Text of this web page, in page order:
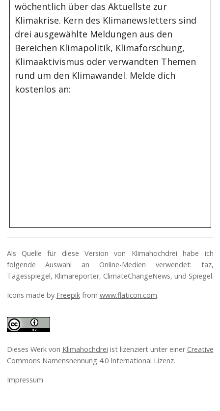
wöchentlich über das Aktuellste zur
Klimakrise. Kern des Klimanewsletters sind
drei ausgewählte Meldungen aus den
Bereichen Klimapolitik, Klimaforschung,
Klimaaktivismus oder verwandten Themen
rund um den Klimawandel. Melde dich
kostenlos an:
Als Quelle für diese Version von Klimahochdrei habe ich
folgende Auswahl an Online-Medien verwendet: taz,
Tagesspiegel, Klimareporter, ClimateChangeNews, und Spiegel.
Icons made by Freepikfrom www.flaticon.com.
Dieses Werk von Klimahochdrei ist lizenziert unter einer Creative
Commons Namensnennung 4.0 International Lizenz.
Impressum